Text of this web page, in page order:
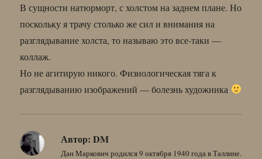
В сущности натюрморт, с холстом на заднем плане. Но
поскольку я трачу столько же сил и внимания на
разглядывание холста, то называю это все-таки —
коллаж.
Но не агитирую никого. Физиологическая тяга к
разглядыванию изображений — болезнь художника
Автор: DM
Дан Маркович родился 9 октября 1940 года в Таллине.